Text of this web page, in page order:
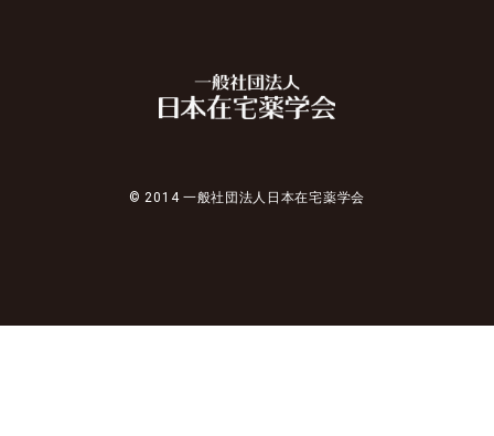
© 2014 一般社団法人日本在宅薬学会